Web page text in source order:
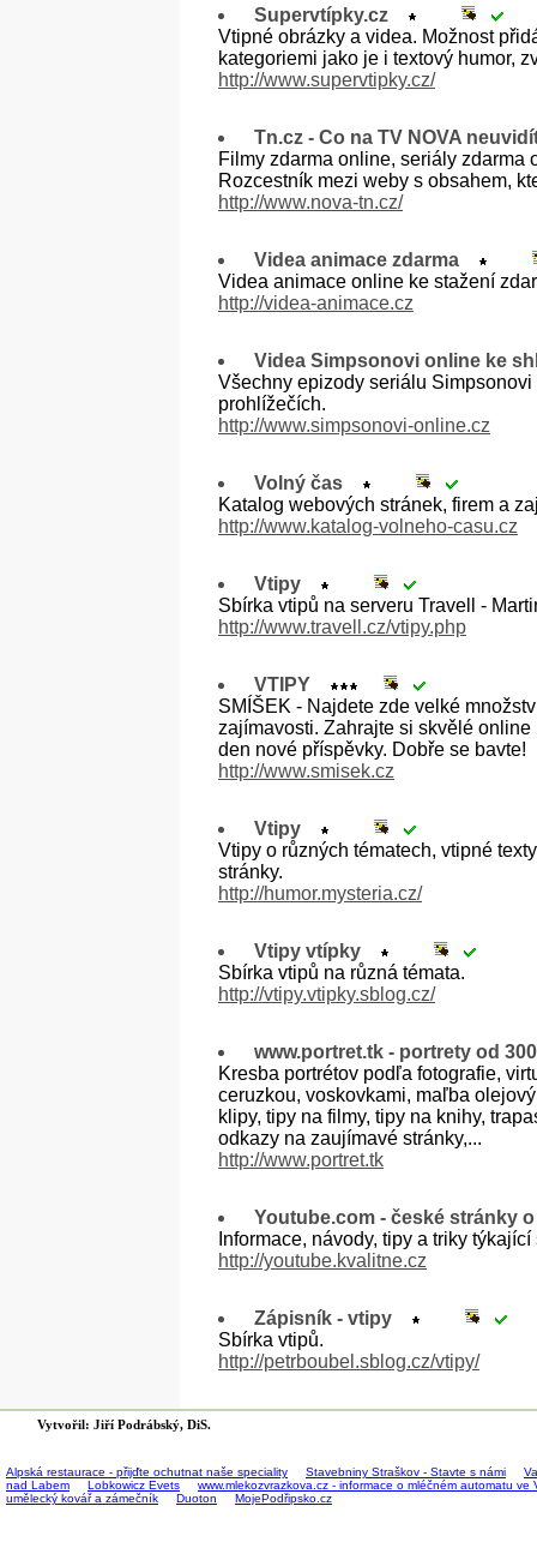
Supervtípky.cz
Vtipné obrázky a videa. Možnost
kategoriemi jako je i textový humor,
http://www.supervtipky.cz/
Tn.cz - Co na TV NOVA
Filmy zdarma online, seriály
Rozcestník mezi weby s obsahem,
http://www.nova-tn.cz/
Videa animace zdarma
Videa animace online ke stažení
http://videa-animace.cz
Videa Simpsonovi online ke
Všechny epizody seriálu
prohlížečích.
http://www.simpsonovi-online.cz
Volný čas
Katalog webových stránek, firem a
http://www.katalog-volneho-casu.cz
Vtipy
Sbírka vtipů na serveru Travell -
http://www.travell.cz/vtipy.php
VTIPY
SMÍŠEK - Najdete zde velké
zajímavosti. Zahrajte si skvělé
den nové příspěvky. Dobře se bavte!
http://www.smisek.cz
Vtipy
Vtipy o různých tématech, vtipné
stránky.
http://humor.mysteria.cz/
Vtipy vtípky
Sbírka vtipů na různá témata.
http://vtipy.vtipky.sblog.cz/
www.portret.tk - portrety od
Kresba portrétov podľa fotografie,
ceruzkou, voskovkami, maľba
klipy, tipy na filmy, tipy na knihy,
odkazy na zaujímavé stránky,...
http://www.portret.tk
Youtube.com - české stránky
Informace, návody, tipy a triky
http://youtube.kvalitne.cz
Zápisník - vtipy
Sbírka vtipů.
http://petrboubel.sblog.cz/vtipy/
Vytvořil: Jiří Podrábský, DiS.
Alpská restaurace - přijďte ochutnat naše speciality Stavebniny Straškov - Stavte s námi
nad Labem
Lobkowicz Evets
www.mlekozvrazkova.cz - informace o mléčném automatu
umělecký kovář a zámečník
Duoton MojePodřipsko.cz